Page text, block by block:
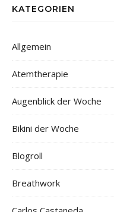
KATEGORIEN
Allgemein
Atemtherapie
Augenblick der Woche
Bikini der Woche
Blogroll
Breathwork